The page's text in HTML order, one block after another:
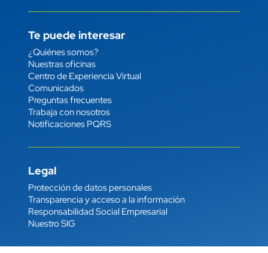
Te puede interesar
Enlace
¿Quiénes somos?
Nuestras oficinas
Centro de Experiencia Virtual
Comunicados
Preguntas frecuentes
Trabaja con nosotros
Notificaciones PQRS
Legal
Enlace
Protección de datos personales
Transparencia y acceso a la información
Responsabilidad Social Empresarial
Nuestro SIG